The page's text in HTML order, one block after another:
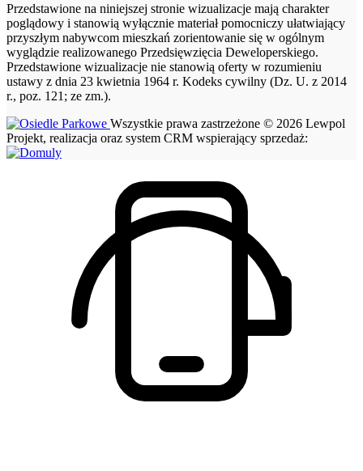
Przedstawione na niniejszej stronie wizualizacje mają charakter
poglądowy i stanowią wyłącznie materiał pomocniczy ułatwiający
przyszłym nabywcom mieszkań zorientowanie się w ogólnym
wyglądzie realizowanego Przedsięwzięcia Deweloperskiego.
Przedstawione wizualizacje nie stanowią oferty w rozumieniu
ustawy z dnia 23 kwietnia 1964 r. Kodeks cywilny (Dz. U. z 2014
r., poz. 121; ze zm.).
Wszystkie prawa zastrzeżone © 2026 Lewpol
Projekt, realizacja oraz system CRM wspierający sprzedaż: